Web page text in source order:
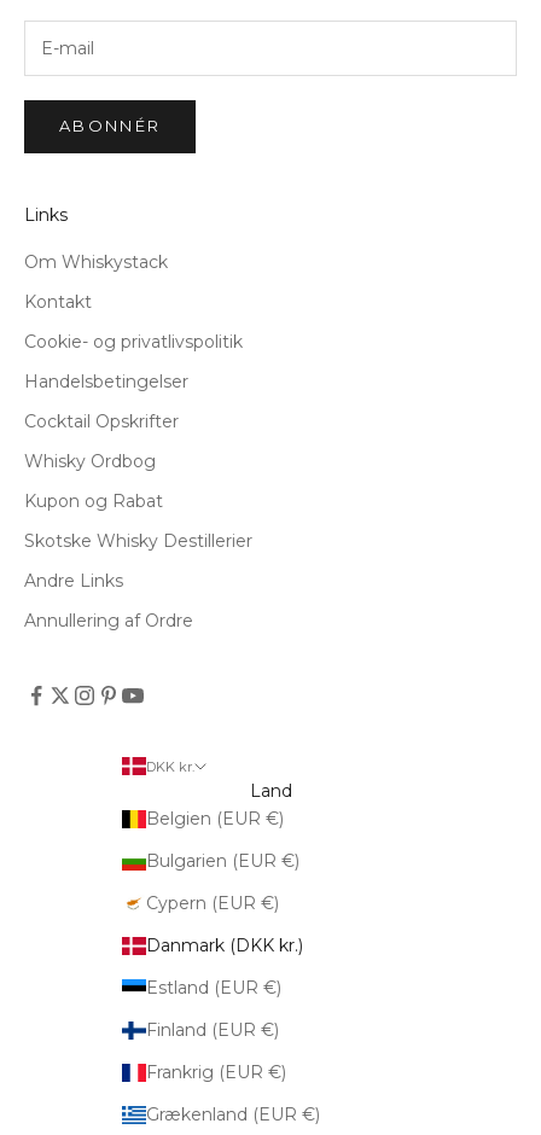
ABONNÉR
Links
Om Whiskystack
Kontakt
Cookie- og privatlivspolitik
Handelsbetingelser
Cocktail Opskrifter
Whisky Ordbog
Kupon og Rabat
Skotske Whisky Destillerier
Andre Links
Annullering af Ordre
DKK kr.
Land
Belgien (EUR €)
Bulgarien (EUR €)
Cypern (EUR €)
Danmark (DKK kr.)
Estland (EUR €)
Finland (EUR €)
Frankrig (EUR €)
Grækenland (EUR €)